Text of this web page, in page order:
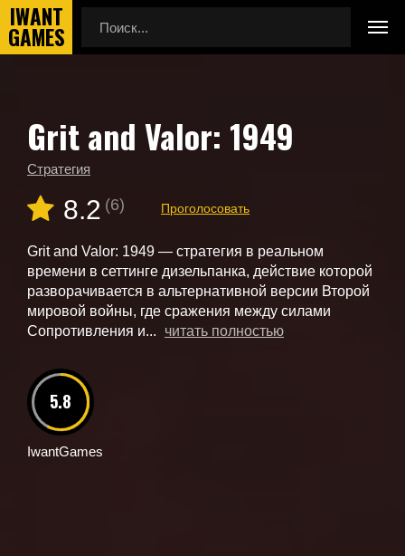
Главная
Новые игры
Grit and Valor: 1949
Grit and Valor: 1949
Стратегия
8.2 (6) Проголосовать
Grit and Valor: 1949 — стратегия в реальном
времени в сеттинге дизельпанка, действие которой
разворачивается в альтернативной версии Второй
мировой войны, где сражения между силами
Сопротивления и...
читать полностью
5.8
IwantGames